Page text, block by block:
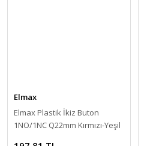
Elmax
Elmax Plastik İkiz Buton
1NO/1NC Q22mm Kırmızı-Yeşil